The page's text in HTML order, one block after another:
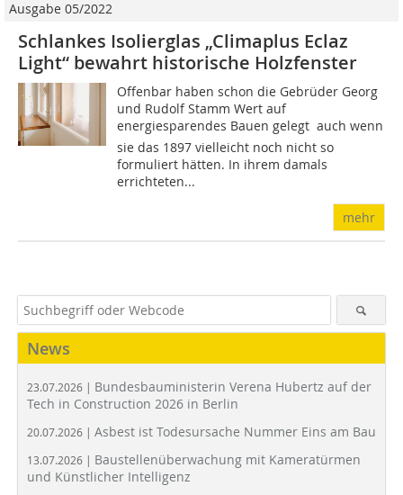
Ausgabe 05/2022
Schlankes Isolierglas „Climaplus Eclaz
Light“ bewahrt historische Holzfenster
Offenbar haben schon die Gebrüder Georg
und Rudolf Stamm Wert auf
energiesparendes Bauen gelegt  auch wenn
sie das 1897 vielleicht noch nicht so
formuliert hätten. In ihrem damals
errichteten...
mehr
News
23.07.2026 | Bundesbauministerin Verena Hubertz auf der
Tech in Construction 2026 in Berlin
20.07.2026 | Asbest ist Todesursache Nummer Eins am Bau
13.07.2026 | Baustellenüberwachung mit Kameratürmen
und Künstlicher Intelligenz